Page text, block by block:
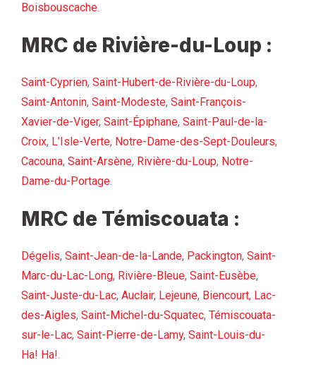
Boisbouscache.
MRC de Rivière-du-Loup :
Saint-Cyprien, Saint-Hubert-de-Rivière-du-Loup,
Saint-Antonin, Saint-Modeste, Saint-François-
Xavier-de-Viger, Saint-Épiphane, Saint-Paul-de-la-
Croix, L’Isle-Verte, Notre-Dame-des-Sept-Douleurs,
Cacouna, Saint-Arsène, Rivière-du-Loup, Notre-
Dame-du-Portage.
MRC de Témiscouata :
Dégelis, Saint-Jean-de-la-Lande, Packington, Saint-
Marc-du-Lac-Long, Rivière-Bleue, Saint-Eusèbe,
Saint-Juste-du-Lac, Auclair, Lejeune, Biencourt, Lac-
des-Aigles, Saint-Michel-du-Squatec, Témiscouata-
sur-le-Lac, Saint-Pierre-de-Lamy, Saint-Louis-du-
Ha! Ha!.